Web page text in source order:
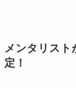
メンタリスト
定！